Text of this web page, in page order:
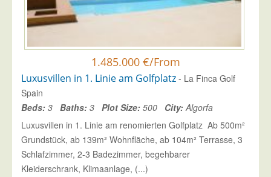
1.485.000 €/From
Luxusvillen in 1. Linie am Golfplatz - La Finca Golf
Spain
Beds: 3 Baths: 3 Plot Size: 500 City:Algorfa
Luxusvillen in 1. Linie am renomierten Golfplatz Ab 500m²
Grundstück, ab 139m² Wohnfläche, ab 104m² Terrasse, 3
Schlafzimmer, 2-3 Badezimmer, begehbarer
Kleiderschrank, Klimaanlage, (...)